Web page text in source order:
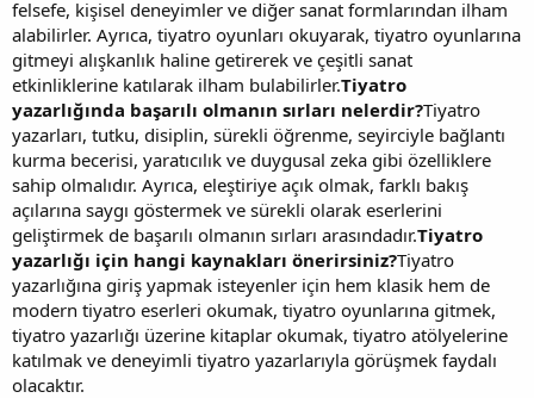
felsefe, kişisel deneyimler ve diğer sanat formlarından ilham
alabilirler. Ayrıca, tiyatro oyunları okuyarak, tiyatro oyunlarına
gitmeyi alışkanlık haline getirerek ve çeşitli sanat
etkinliklerine katılarak ilham bulabilirler.Tiyatro
yazarlığında başarılı olmanın sırları nelerdir?Tiyatro
yazarları, tutku, disiplin, sürekli öğrenme, seyirciyle bağlantı
kurma becerisi, yaratıcılık ve duygusal zeka gibi özelliklere
sahip olmalıdır. Ayrıca, eleştiriye açık olmak, farklı bakış
açılarına saygı göstermek ve sürekli olarak eserlerini
geliştirmek de başarılı olmanın sırları arasındadır.Tiyatro
yazarlığı için hangi kaynakları önerirsiniz?Tiyatro
yazarlığına giriş yapmak isteyenler için hem klasik hem de
modern tiyatro eserleri okumak, tiyatro oyunlarına gitmek,
tiyatro yazarlığı üzerine kitaplar okumak, tiyatro atölyelerine
katılmak ve deneyimli tiyatro yazarlarıyla görüşmek faydalı
olacaktır.